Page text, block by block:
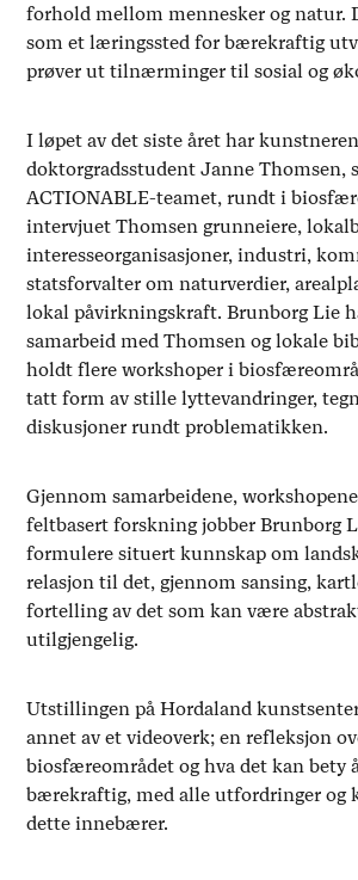
forhold mellom mennesker og natur.
som et læringssted for bærekraftig
prøver ut tilnærminger til sosial og
I løpet av det siste året har
doktorgradsstudent Janne Thomsen,
ACTIONABLE-teamet, rundt i
intervjuet Thomsen grunneiere,
interesseorganisasjoner, industri,
statsforvalter om naturverdier,
lokal påvirkningskraft. Brunborg Lie
samarbeid med Thomsen og lokale
holdt flere workshoper i
tatt form av stille lyttevandringer,
diskusjoner rundt problematikken.
Gjennom samarbeidene,
feltbasert forskning jobber Brunborg
formulere situert kunnskap om
relasjon til det, gjennom sansing,
fortelling av det som kan være
utilgjengelig.
Utstillingen på Hordaland
annet av et videoverk; en refleksjon
biosfæreområdet og hva det kan bety
bærekraftig, med alle utfordringer og
dette innebærer.